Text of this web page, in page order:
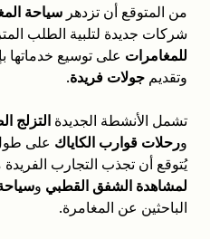
من المتوقع أن تزدهر سياحة
شركات جديدة لتلبية الطلب
للمغامرات على توسيع خدماتها
وتقديم جولات فريدة.
تشمل الأنشطة الجديدة التزلج
ورحلات قوارب الكاياك على
يُتوقع أن تجذب التجارب
لمشاهدة الشفق القطبي و
الباحثين عن المغامرة.